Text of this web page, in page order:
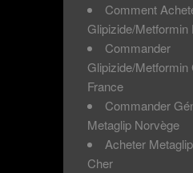
Comment
Glipizide/Metformin
Commander
Glipizide/Metformin
France
Commander
Metaglip Norvège
Acheter
Cher